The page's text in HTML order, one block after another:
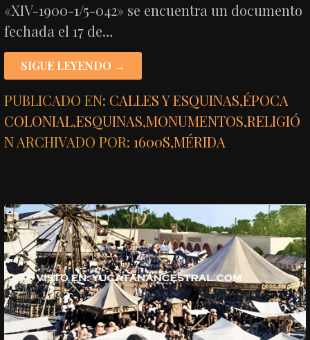
«XIV-1900-1/5-042» se encuentra un documento
fechada el 17 de…
SIGUE LEYENDO →
PUBLICADO EN: CALLES Y ESQUINAS,ÉPOCA
COLONIAL,ESQUINAS,MONUMENTOS,RELIGIÓ
NARCHIVADO POR:1600S,MÉRIDA